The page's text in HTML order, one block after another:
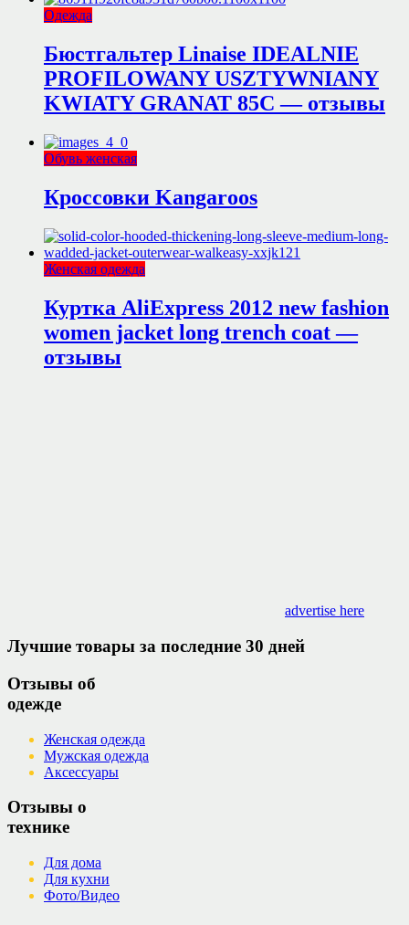
Одежда
Бюстгальтер Linaise IDEALNIE
PROFILOWANY USZTYWNIANY
KWIATY GRANAT 85C — отзывы
Обувь женская
Кроссовки Kangaroos
Женская одежда
Куртка AliExpress 2012 new fashion
women jacket long trench coat —
отзывы
advertise here
Лучшие товары за последние 30 дней
Отзывы об
одежде
Женская одежда
Мужская одежда
Аксессуары
Отзывы о
технике
Для дома
Для кухни
Фото/Видео